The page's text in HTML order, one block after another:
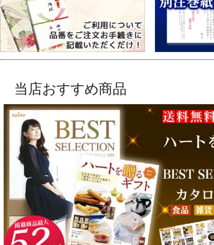
当店おすすめ商品